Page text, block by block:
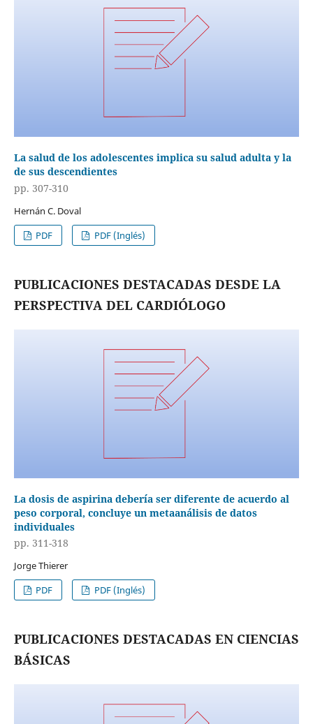
La salud de los adolescentes implica su salud adulta y la
de sus descendientes
pp. 307-310
Hernán C. Doval
PDF
PDF (Inglés)
PUBLICACIONES DESTACADAS DESDE LA
PERSPECTIVA DEL CARDIÓLOGO
La dosis de aspirina debería ser diferente de acuerdo al
peso corporal, concluye un metaanálisis de datos
individuales
pp. 311-318
Jorge Thierer
PDF
PDF (Inglés)
PUBLICACIONES DESTACADAS EN CIENCIAS
BÁSICAS